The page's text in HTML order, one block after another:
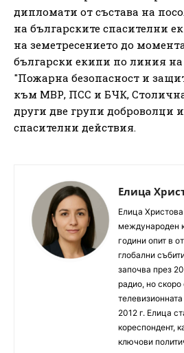
дипломати от състава на
на българските спасителни
на земетресението до
български екипи по линия
"Пожарна безопасност и
към МВР, ПСС и БЧК,
други две групи доброволци
спасителни действия.
Елица
Елица
международен
години опит в
глобални
започва през
радио, но
2012 г. Елица
кореспондент,
ключови